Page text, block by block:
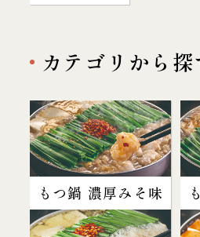
カテゴリから探
もつ鍋 濃厚みそ味